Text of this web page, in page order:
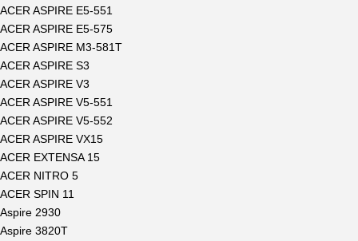
ACER ASPIRE E5-551
ACER ASPIRE E5-575
ACER ASPIRE M3-581T
ACER ASPIRE S3
ACER ASPIRE V3
ACER ASPIRE V5-551
ACER ASPIRE V5-552
ACER ASPIRE VX15
ACER EXTENSA 15
ACER NITRO 5
ACER SPIN 11
Aspire 2930
Aspire 3820T